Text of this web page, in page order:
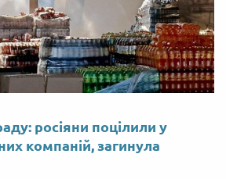
росіяни поцілили у
компаній, загинула